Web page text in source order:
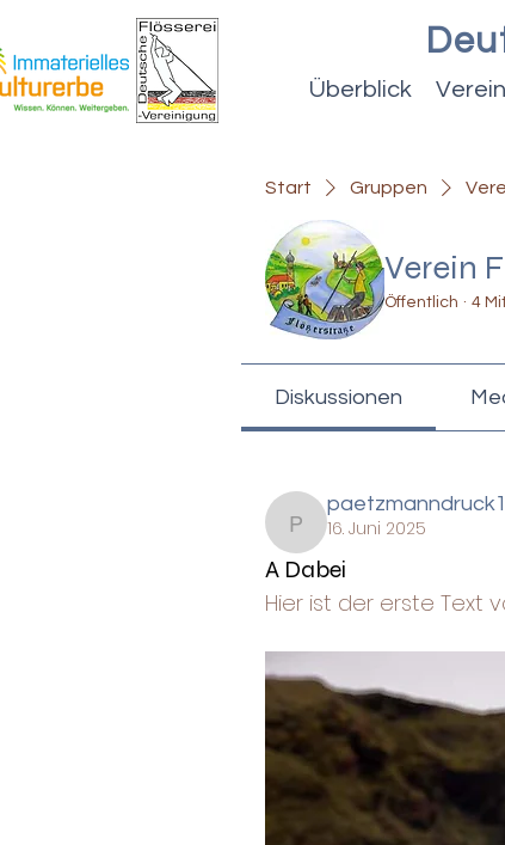
Überblick
Start Gruppen
Verein
Öffentlich · 4
Diskussionen
paetzmanndruck1
paetzmanndruck1
16. Juni 2025
A Dabei
Hier ist der erste Text